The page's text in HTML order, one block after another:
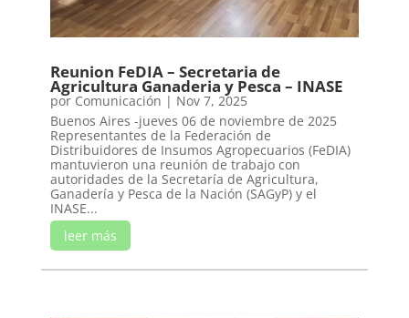
Reunion FeDIA – Secretaria de
Agricultura Ganaderia y Pesca – INASE
por Comunicación | Nov 7, 2025
Buenos Aires -jueves 06 de noviembre de 2025
Representantes de la Federación de
Distribuidores de Insumos Agropecuarios (FeDIA)
mantuvieron una reunión de trabajo con
autoridades de la Secretaría de Agricultura,
Ganadería y Pesca de la Nación (SAGyP) y el
INASE...
leer más